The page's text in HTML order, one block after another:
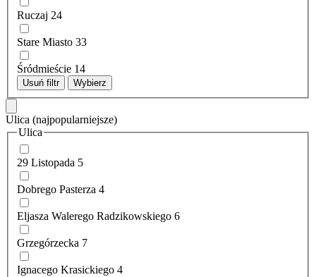
Ruczaj 24
Stare Miasto 33
Śródmieście 14
Usuń filtr Wybierz
Ulica (najpopularniejsze)
Ulica
29 Listopada 5
Dobrego Pasterza 4
Eljasza Walerego Radzikowskiego 6
Grzegórzecka 7
Ignacego Krasickiego 4